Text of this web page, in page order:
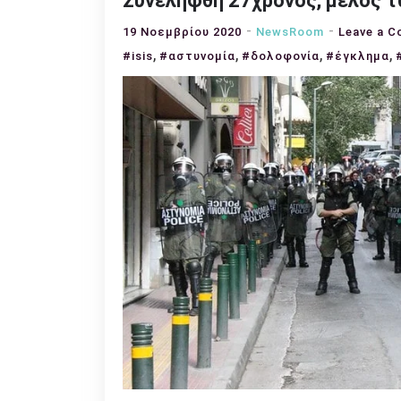
19 Νοεμβρίου 2020 NewsRoom Leave a
#isis, #αστυνομία, #δολοφονία, #έγκλημα,